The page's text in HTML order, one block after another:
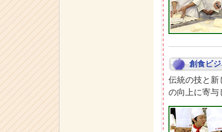
創食ビ
伝統の技と新
の向上に寄与